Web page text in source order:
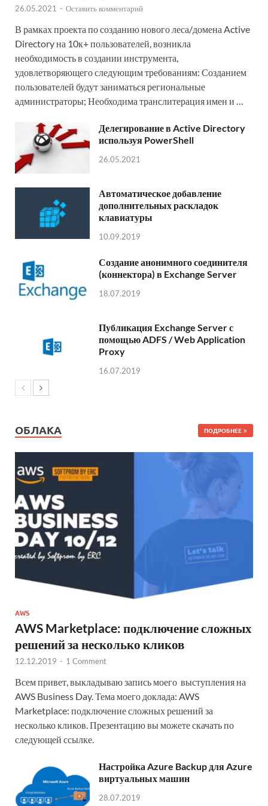
26.05.2021 - Оставить комментарий
В рамках проекта по созданию нового леса/домена Active
Directory на 10к+ пользователей, возникла
необходимость в создании инструмента,
удовлетворяющего следующим требованиям: Созданием
пользователей будут заниматься региональные
администраторы; Необходима транслитерация имен и …
Делегирование в Active Directory
используя PowerShell
26.05.2021
Автоматическое добавление
дополнительных раскладок
клавиатуры
10.09.2019
Создание анонимного соединителя
(коннектора) в Exchange Server
18.07.2019
Публикация Exchange Server с
помощью ADFS / Web Application
Proxy
16.07.2019
ОБЛАКА ПОДРОБНЕЕ
AWS
AWS Marketplace: подключение сложных
решений за несколько кликов
12.12.2019 - 1 Comment
Всем привет, выкладываю запись моего выступления на
AWS Business Day. Тема моего доклада: AWS
Marketplace: подключение сложных решений за
несколько кликов. Презентацию вы можете скачать по
следующей ссылке.
Настройка Azure Backup для Azure
виртуальных машин
28.07.2019